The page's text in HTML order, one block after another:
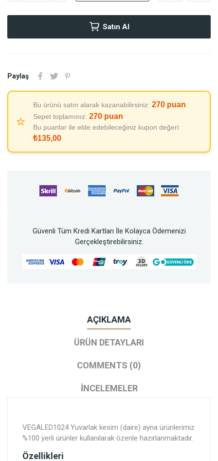
Satın Al
Paylaş
⭐
Bu ürünü satın alarak kazanabilirsiniz: 270 puan
Sepet toplamınız: 270 puan
Bu puanlar ile elde edebileceğiniz kupon değeri:
₺135,00
Güvenli Tüm Kredi Kartları İle Kolayca Ödemenizi
Gerçekleştirebilirsiniz.
AÇIKLAMA
ÜRÜN DETAYLARI
COMMENTS (0)
İNCELEMELER
VEGALED1024 Yuvarlak kesim (daire) ayna ürünlerimiz
%100 yerli ürünler kullanılarak özenle hazırlanmaktadır.
Özellikleri